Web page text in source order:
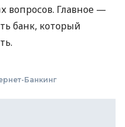
вопросов. Главное —
банк, который
Банкинг